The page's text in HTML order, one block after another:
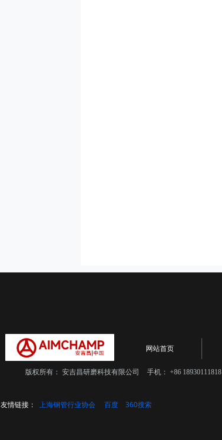
网站首页
版权所有： 安吉昌研磨科技有限公司 手机： +86 18930111818
友情链接： 上海钢管行业协会 百度 360搜索